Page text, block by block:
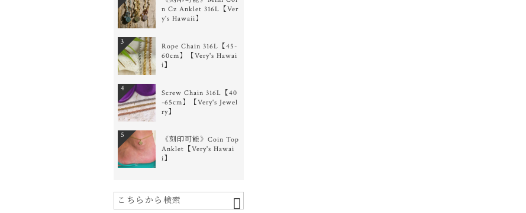
n Cz Anklet 316L【Ver
y's Hawaii】
Rope Chain 316L【45-
60cm】【Very's Hawai
i】
3
Screw Chain 316L【40
-65cm】【Very's Jewel
ry】
4
《刻印可能》Coin Top
Anklet【Very's Hawai
i】
5